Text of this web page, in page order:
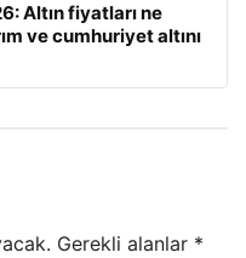
Altın fiyatları ne
ve cumhuriyet altını
Gerekli alanlar *